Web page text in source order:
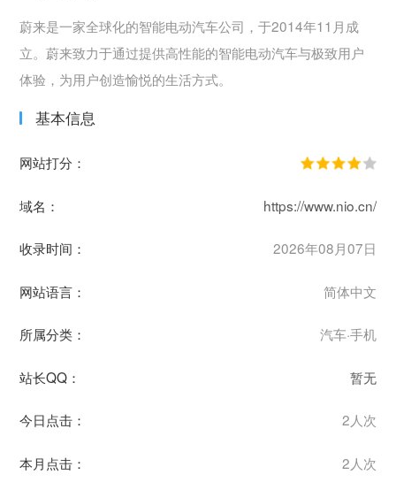
蔚来是一家全球化的智能电动汽车公司，于2014年11月成
立。蔚来致力于通过提供高性能的智能电动汽车与极致用户
体验，为用户创造愉悦的生活方式。
基本信息
网站打分：
域名： https://www.nio.cn/
收录时间： 2026年08月07日
网站语言： 简体中文
所属分类： 汽车·手机
站长QQ： 暂无
今日点击： 2人次
本月点击： 2人次